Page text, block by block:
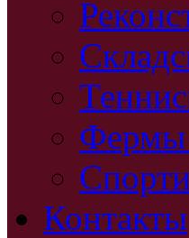
Фермы
Контакты